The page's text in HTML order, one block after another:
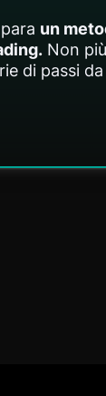
un
Non
di passi